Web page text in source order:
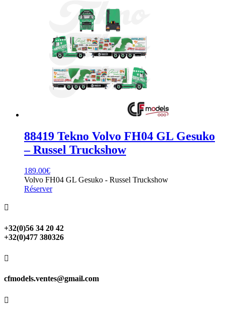
88419 Tekno Volvo FH04 GL Gesuko
– Russel Truckshow
189.00€
Volvo FH04 GL Gesuko - Russel Truckshow
Réserver

+32(0)56 34 20 42
+32(0)477 380326

cfmodels.ventes@gmail.com
